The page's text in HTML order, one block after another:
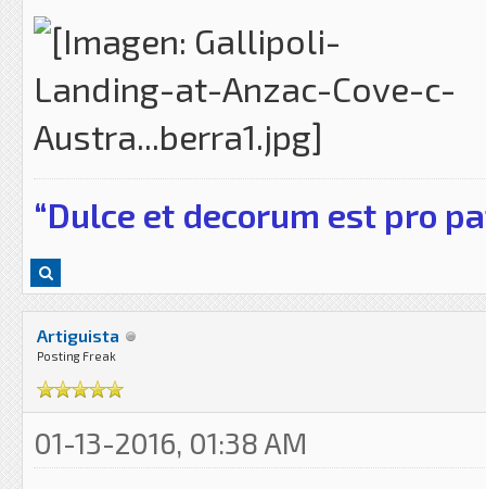
“Dulce et decorum est pro
Artiguista
Posting Freak
01-13-2016, 01:38 AM